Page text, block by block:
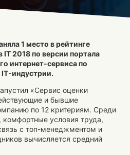
1 место в рейтинге
2018 по версии портала
интернет-сервиса по
IT-индустрии.
«Сервис оценки
и бывшие
по 12 критериям. Среди
комфортные условия труда,
с топ-менеджментом и
вычисляется средний